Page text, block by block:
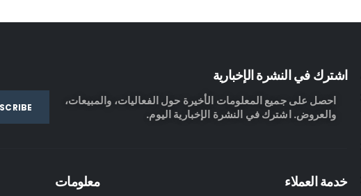
اشترك في النشرة الإخبارية
احصل على جميع المعلومات الأخيرة حول الفعاليات، والمبيعات،
والعروض. اشترك في النشرة الإخبارية اليوم.
خدمة العملاء معلومات